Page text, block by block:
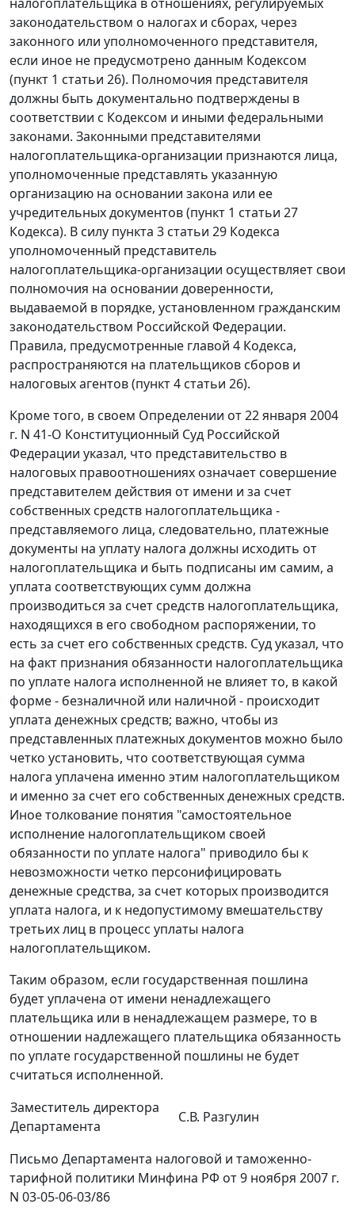
законодательством о налогах и сборах, через
законного или уполномоченного представителя,
если иное не предусмотрено данным Кодексом
(пункт 1 статьи 26). Полномочия представителя
должны быть документально подтверждены в
соответствии с Кодексом и иными федеральными
законами. Законными представителями
налогоплательщика-организации признаются лица,
уполномоченные представлять указанную
организацию на основании закона или ее
учредительных документов (пункт 1 статьи 27
Кодекса). В силу пункта 3 статьи 29 Кодекса
уполномоченный представитель
налогоплательщика-организации осуществляет свои
полномочия на основании доверенности,
выдаваемой в порядке, установленном гражданским
законодательством Российской Федерации.
Правила, предусмотренные главой 4 Кодекса,
распространяются на плательщиков сборов и
налоговых агентов (пункт 4 статьи 26).
Кроме того, в своем Определении от 22 января 2004
г. N 41-О Конституционный Суд Российской
Федерации указал, что представительство в
налоговых правоотношениях означает совершение
представителем действия от имени и за счет
собственных средств налогоплательщика -
представляемого лица, следовательно, платежные
документы на уплату налога должны исходить от
налогоплательщика и быть подписаны им самим, а
уплата соответствующих сумм должна
производиться за счет средств налогоплательщика,
находящихся в его свободном распоряжении, то
есть за счет его собственных средств. Суд указал, что
на факт признания обязанности налогоплательщика
по уплате налога исполненной не влияет то, в какой
форме - безналичной или наличной - происходит
уплата денежных средств; важно, чтобы из
представленных платежных документов можно было
четко установить, что соответствующая сумма
налога уплачена именно этим налогоплательщиком
и именно за счет его собственных денежных средств.
Иное толкование понятия "самостоятельное
исполнение налогоплательщиком своей
обязанности по уплате налога" приводило бы к
невозможности четко персонифицировать
денежные средства, за счет которых производится
уплата налога, и к недопустимому вмешательству
третьих лиц в процесс уплаты налога
налогоплательщиком.
Таким образом, если государственная пошлина
будет уплачена от имени ненадлежащего
плательщика или в ненадлежащем размере, то в
отношении надлежащего плательщика обязанность
по уплате государственной пошлины не будет
считаться исполненной.
Заместитель директора
Департамента
С.В. Разгулин
Письмо Департамента налоговой и таможенно-
тарифной политики Минфина РФ от 9 ноября 2007 г.
N 03-05-06-03/86